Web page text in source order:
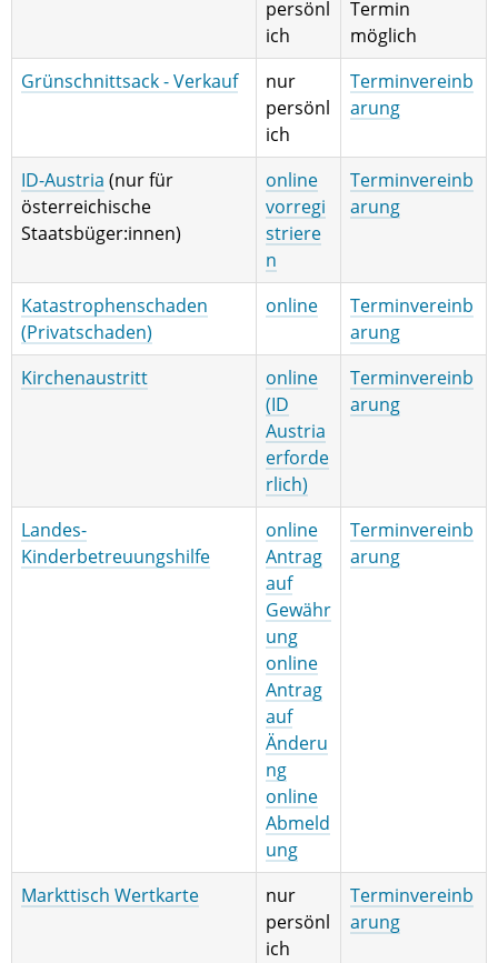
persönl
ich
Termin
möglich
Grünschnittsack - Verkauf
nur
persönl
ich
Terminvereinb
arung
ID-Austria (nur für
österreichische
Staatsbüger:innen)
online
vorregi
striere
n
Terminvereinb
arung
Katastrophenschaden
(Privatschaden)
online
Terminvereinb
arung
Kirchenaustritt
online
(ID
Austria
erforde
rlich)
Terminvereinb
arung
Landes-
Kinderbetreuungshilfe
online
Antrag
auf
Gewähr
ung
online
Antrag
auf
Änderu
ng
online
Abmeld
ung
Terminvereinb
arung
Markttisch Wertkarte
nur
persönl
ich
Terminvereinb
arung